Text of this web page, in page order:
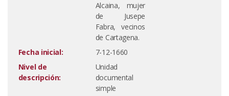
Alcaina, mujer
de Jusepe
Fabra, vecinos
de Cartagena.
Fecha inicial:
7-12-1660
Nivel de
descripción:
Unidad
documental
simple